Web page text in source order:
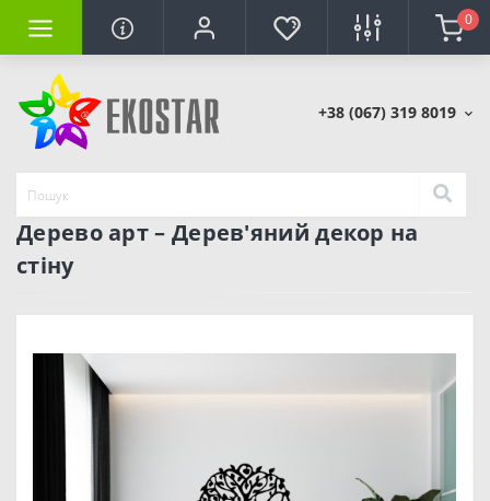
0
+38 (067) 319 8019
Дерево арт – Дерев'яний декор на
стіну